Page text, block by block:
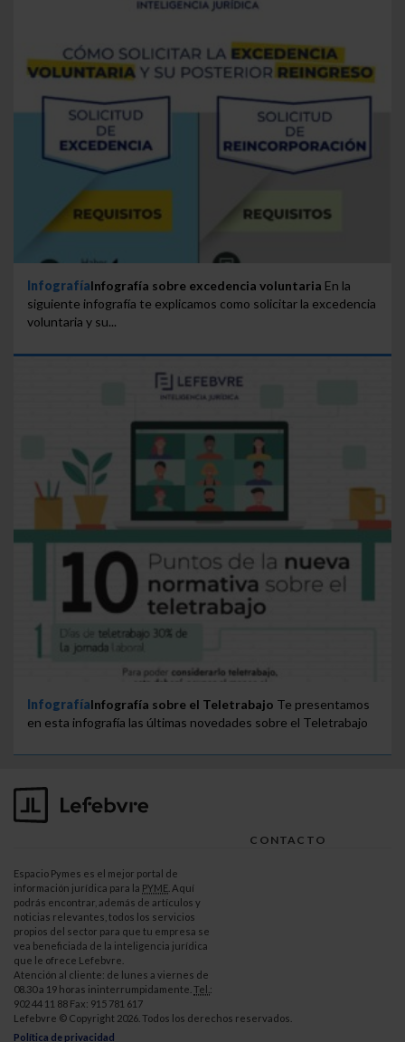
InfografíaInfografía sobre excedencia voluntaria En la
siguiente infografía te explicamos como solicitar la excedencia
voluntaria y su...
InfografíaInfografía sobre el Teletrabajo Te presentamos
en esta infografía las últimas novedades sobre el Teletrabajo
CONTACTO
Espacio Pymes es el mejor portal de
información jurídica para la PYME . Aquí
podrás encontrar, además de artículos y
noticias relevantes, todos los servicios
propios del sector para que tu empresa se
vea beneficiada de la inteligencia jurídica
que le ofrece Lefebvre.
Atención al cliente: de lunes a viernes de
08.30 a 19 horas ininterrumpidamente. Tel. :
902 44 11 88 Fax: 915 781 617
Lefebvre © Copyright 2026. Todos los derechos reservados.
Política de privacidad